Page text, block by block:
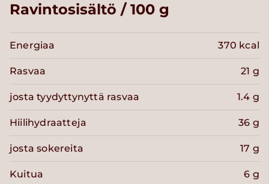
Ravintosisältö / 100 g
Energiaa 370 kcal
Rasvaa 21 g
josta tyydyttynyttä rasvaa 1.4 g
Hiilihydraatteja 36 g
josta sokereita 17 g
Kuitua 6 g